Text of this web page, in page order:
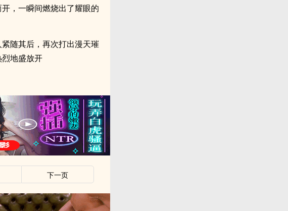
，一瞬间燃烧出了耀眼的
随其后，再次打出漫天璀
地盛放开
下一页